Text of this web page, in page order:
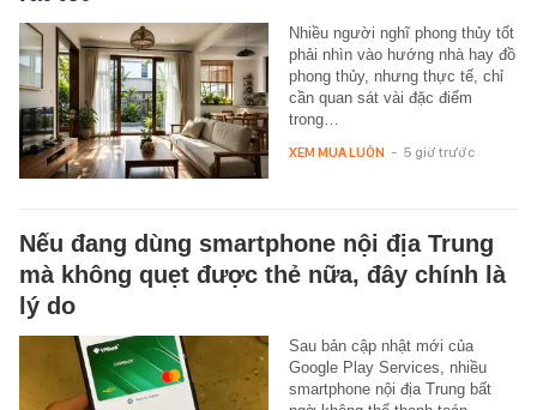
Nhiều người nghĩ phong thủy tốt
phải nhìn vào hướng nhà hay đồ
phong thủy, nhưng thực tế, chỉ
cần quan sát vài đặc điểm
trong…
XEM MUA LUÔN - 5 giờ trước
Nếu đang dùng smartphone nội địa Trung
mà không quẹt được thẻ nữa, đây chính là
lý do
Sau bản cập nhật mới của
Google Play Services, nhiều
smartphone nội địa Trung bất